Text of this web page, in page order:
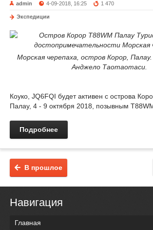
admin 4-09-2018, 16:25 1 470
Экспедиции
Морская черепаха, остров Корор,
Анджело Таотаотаси.
Коуко, JQ6FQI будет активен с острова
Палау, 4 - 9 октября 2018, позывным
Подробнее
В прошлое
Навигация
Главная